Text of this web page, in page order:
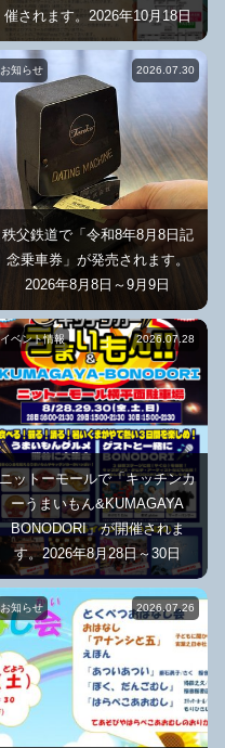
催されます。2026年10月18日
お知らせ 2026.07.30
秩父鉄道で「令和8年8月8日記
念乗車券」が発売されます。
2026年8月8日～9月9日
イベント情報 2026.07.28
ニットーモールで「キッチンカ
ーうまいもん&KUMAGAYA
BONODORI」が開催されま
す。2026年8月28日～30日
お知らせ 2026.07.26